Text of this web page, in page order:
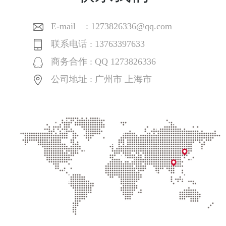
E-mail : 1273826336@qq.com
联系电话 : 13763397633
商务合作 : QQ 1273826336
公司地址 : 广州市 上海市